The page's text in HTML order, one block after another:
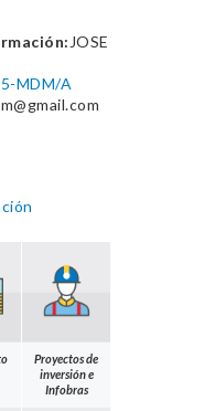
JOSE
MDM/A
Proyectos de
inversión e
Infobras